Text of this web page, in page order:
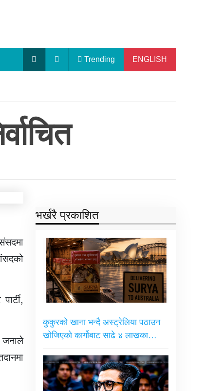
Trending ENGLISH
जनाले
भर्खरै प्रकाशित
कुकुरको खाना भन्दै अस्ट्रेलिया पठाउन
खोजिएको कार्गोबाट साढे ४ लाखका…